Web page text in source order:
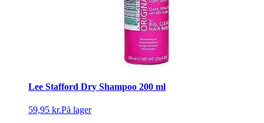
Lee Stafford Dry Shampoo 200 ml
59,95 kr.På lager